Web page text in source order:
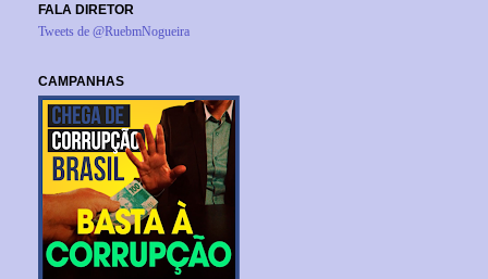
FALA DIRETOR
Tweets de @RuebmNogueira
CAMPANHAS